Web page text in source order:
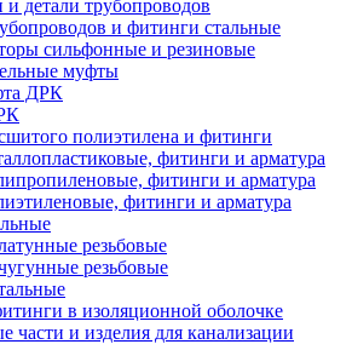
детали трубопроводов
и фитинги стальные
сильфонные и резиновые
муфты
ДРК
полиэтилена и фитинги
фитинги и арматура
фитинги и арматура
фитинги и арматура
резьбовые
резьбовые
в изоляционной оболочке
части и изделия для канализации